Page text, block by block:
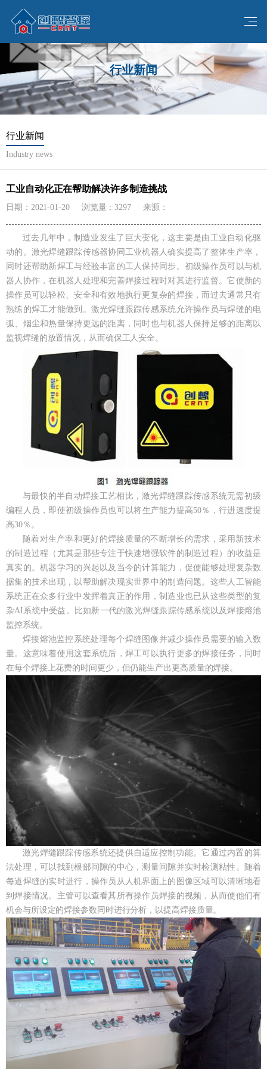
行业新闻
INDUSTRY NEWS
行业新闻
Industry news
工业自动化正在帮助解决许多制造挑战
日期：2021-01-20 浏览量：3297 来源：
过去几年中，制造业发生了巨大变化，这主要是由工业自动化驱
动的。激光焊缝跟踪传感器协同工业机器人确实提高了整体生产率，
同时还帮助新焊工与经验丰富的工人保持同步。初级操作员可以与机
器人协作，在机器人处理和完善焊接过程时对其进行监督。它使新的
操作员可以轻松、安全和有效地执行更复杂的焊接，而过去通常只有
熟练的焊工才能做到。激光焊缝跟踪传感系统允许操作员与焊缝的电
弧、烟尘和热量保持更远的距离，同时也与机器人保持足够的距离以
监视焊缝的放置情况，从而确保工人安全。
与最快的半自动焊接工艺相比，激光焊缝跟踪传感系统无需初级
编程人员，即使初级操作员也可以将生产能力提高50％，行进速度提
高30％。
随着对生产率和更好的焊接质量的不断增长的需求，采用新技术
的制造过程（尤其是那些专注于快速增强软件的制造过程）的收益是
真实的。机器学习的兴起以及当今的计算能力，促使能够处理复杂数
据集的技术出现，以帮助解决现实世界中的制造问题。这些人工智能
系统正在众多行业中发挥着真正的作用，制造业也已从这些类型的复
杂AI系统中受益。比如新一代的激光焊缝跟踪传感系统以及焊接熔池
监控系统。
焊接熔池监控系统处理每个焊缝图像并减少操作员需要的输入数
量。这意味着使用这套系统后，焊工可以执行更多的焊接任务，同时
在每个焊接上花费的时间更少，但仍能生产出更高质量的焊接。
激光焊缝跟踪传感系统还提供自适应控制功能。它通过内置的算
法处理，可以找到根部间隙的中心，测量间隙并实时检测粘性。随着
每道焊缝的实时进行，操作员从人机界面上的图像区域可以清晰地看
到焊接情况。主管可以查看其所有操作员焊接的视频，从而使他们有
机会与所设定的焊接参数同时进行分析，以提高焊接质量。